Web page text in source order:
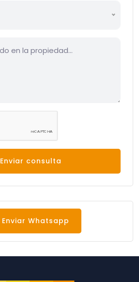
Enviar consulta
Enviar Whatsapp